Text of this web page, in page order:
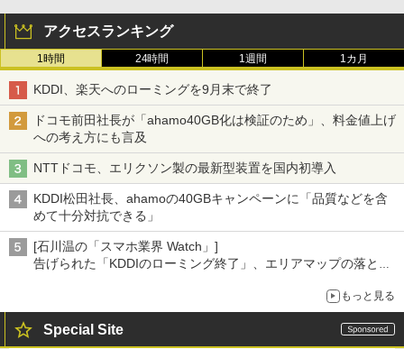
アクセスランキング
1時間 24時間 1週間 1カ月
KDDI、楽天へのローミングを9月末で終了
ドコモ前田社長が「ahamo40GB化は検証のため」、料金値上げ
への考え方にも言及
NTTドコモ、エリクソン製の最新型装置を国内初導入
KDDI松田社長、ahamoの40GBキャンペーンに「品質などを含
めて十分対抗できる」
[石川温の「スマホ業界 Watch」]
告げられた「KDDIのローミング終了」、エリアマップの落とし
もっと見る
Special Site